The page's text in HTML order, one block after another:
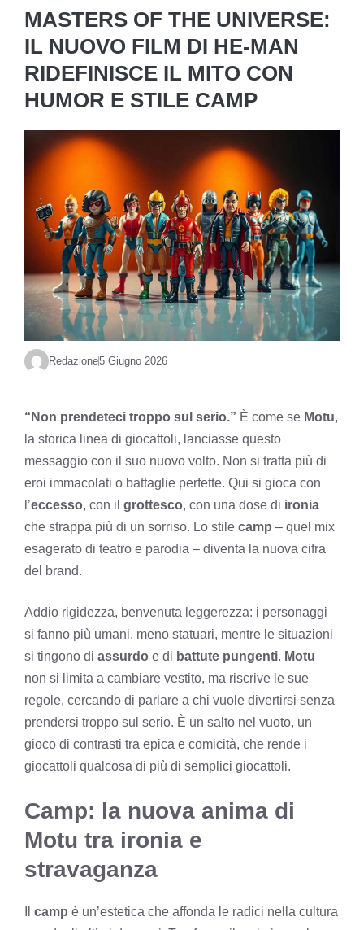
MASTERS OF THE UNIVERSE:
IL NUOVO FILM DI HE-MAN
RIDEFINISCE IL MITO CON
HUMOR E STILE CAMP
Redazione5 Giugno 2026
“Non prendeteci troppo sul serio.” È come se Motu,
la storica linea di giocattoli, lanciasse questo
messaggio con il suo nuovo volto. Non si tratta più di
eroi immacolati o battaglie perfette. Qui si gioca con
l’eccesso, con il grottesco, con una dose di ironia
che strappa più di un sorriso. Lo stile camp – quel mix
esagerato di teatro e parodia – diventa la nuova cifra
del brand.
Addio rigidezza, benvenuta leggerezza: i personaggi
si fanno più umani, meno statuari, mentre le situazioni
si tingono di assurdo e di battute pungenti. Motu
non si limita a cambiare vestito, ma riscrive le sue
regole, cercando di parlare a chi vuole divertirsi senza
prendersi troppo sul serio. È un salto nel vuoto, un
gioco di contrasti tra epica e comicità, che rende i
giocattoli qualcosa di più di semplici giocattoli.
Camp: la nuova anima di
Motu tra ironia e
stravaganza
camp è un’estetica che affonda le radici nella cultura